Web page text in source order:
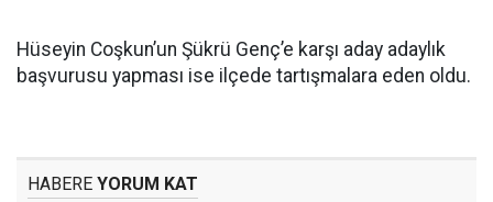
Hüseyin Coşkun’un Şükrü Genç’e karşı aday adaylık
başvurusu yapması ise ilçede tartışmalara eden oldu.
HABERE YORUM KAT